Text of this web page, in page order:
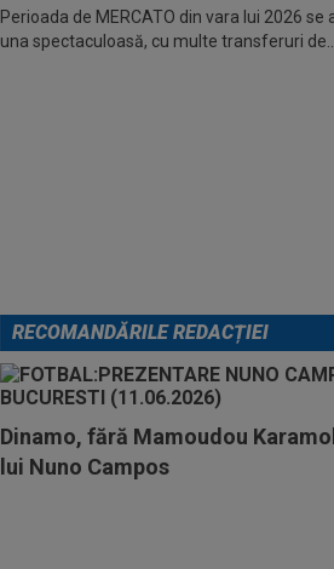
Perioada de MERCATO din vara lui 2026 se
una spectaculoasă, cu multe transferuri de...
RECOMANDĂRILE REDACȚIEI
Dinamo, fără Mamoudou
lui Nuno Campos